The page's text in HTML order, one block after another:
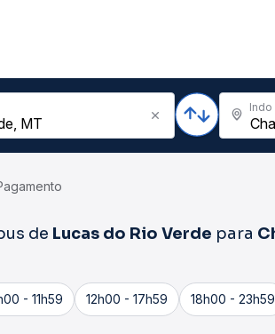
Indo
de Lucas do Rio Verde para
- 11h59 12h00 - 17h59 18h00 - 23h59